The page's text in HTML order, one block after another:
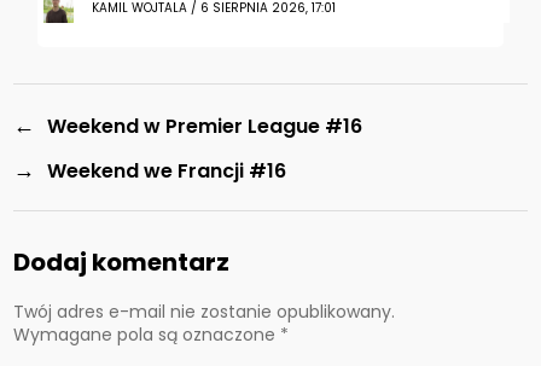
KAMIL WOJTALA / 6 SIERPNIA 2026, 17:01
← Weekend w Premier League #16
→ Weekend we Francji #16
Dodaj komentarz
Twój adres e-mail nie zostanie opublikowany.
Wymagane pola są oznaczone *